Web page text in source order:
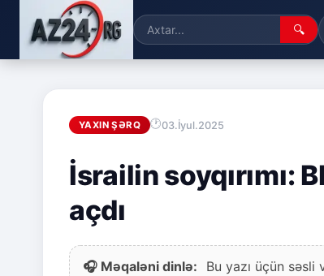
🔍
YAXIN ŞƏRQ 03.İyul.2025
İsrailin
açdı
🎧 Məqaləni dinlə: Bu yazı üçün səsli